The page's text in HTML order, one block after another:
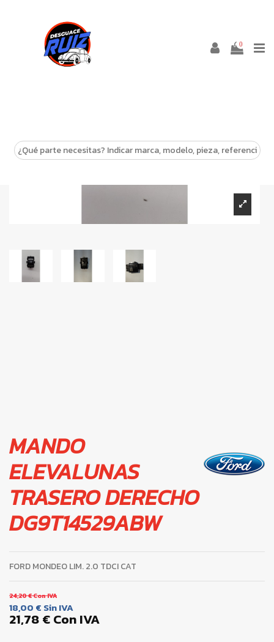
0
MANDO
ELEVALUNAS
TRASERO DERECHO
DG9T14529ABW
FORD MONDEO LIM. 2.0 TDCI CAT
24,20 €Con IVA
18,00 € Sin IVA
21,78 €Con IVA